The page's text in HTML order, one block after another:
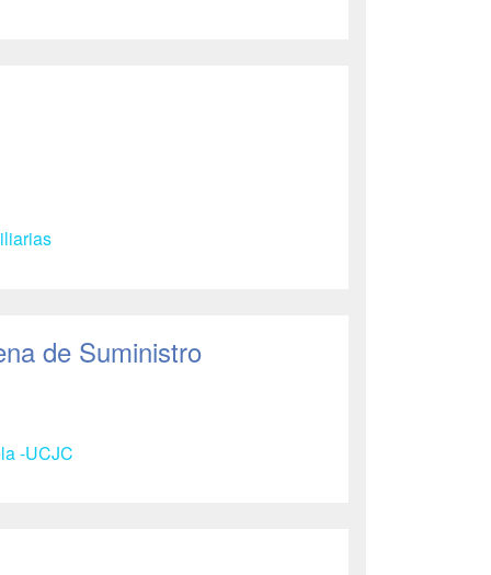
de Suministro
-UCJC